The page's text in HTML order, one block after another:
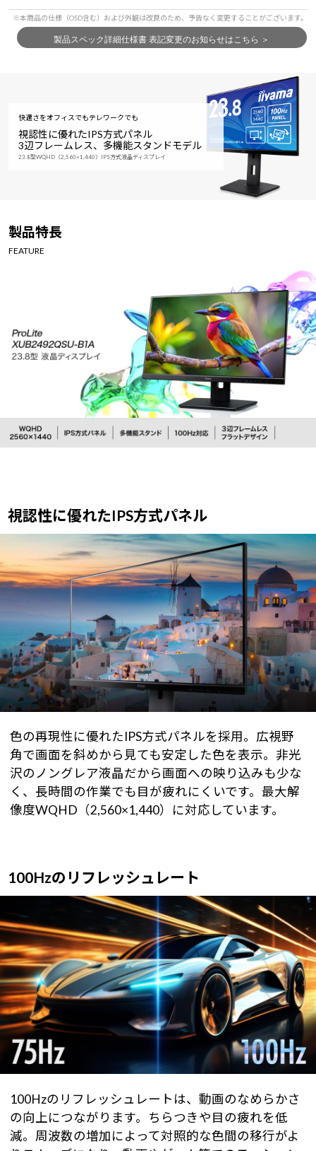
快適さをオフィスでもテレワークでも
視認性に優れたIPS方式パネル
3辺フレームレス、多機能スタンドモデル
23.8型WQHD（2,560×1,440）IPS方式液晶ディスプレイ
製品特長
FEATURE
視認性に優れたIPS方式パネル
色の再現性に優れたIPS方式パネルを採用。広視野
角で画面を斜めから見ても安定した色を表示。非光
沢のノングレア液晶だから画面への映り込みも少な
く、長時間の作業でも目が疲れにくいです。最大解
像度WQHD（2,560×1,440）に対応しています。
100Hzのリフレッシュレート
100Hzのリフレッシュレートは、動画のなめらかさ
の向上につながります。ちらつきや目の疲れを低
減。周波数の増加によって対照的な色間の移行がよ